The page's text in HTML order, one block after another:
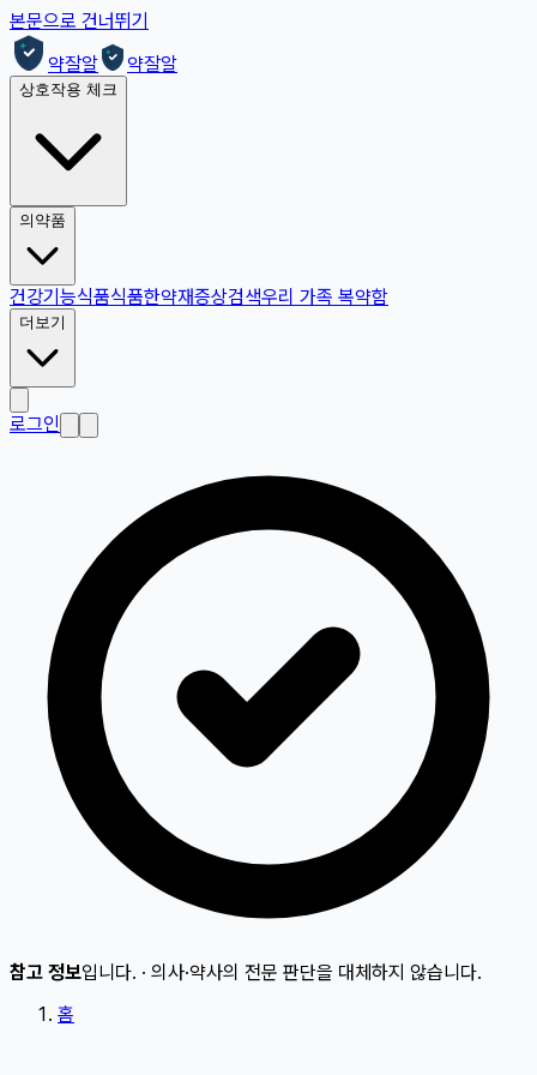
본문으로 건너뛰기
약잘알
약잘알
상호작용 체크
의약품
건강기능식품식품한약재증상검색우리 가족 복약함
더보기
로그인
참고 정보입니다. · 의사·약사의 전문 판단을 대체하지 않습니다.
홈